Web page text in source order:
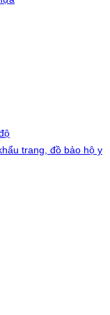
trang, đồ bảo hộ y